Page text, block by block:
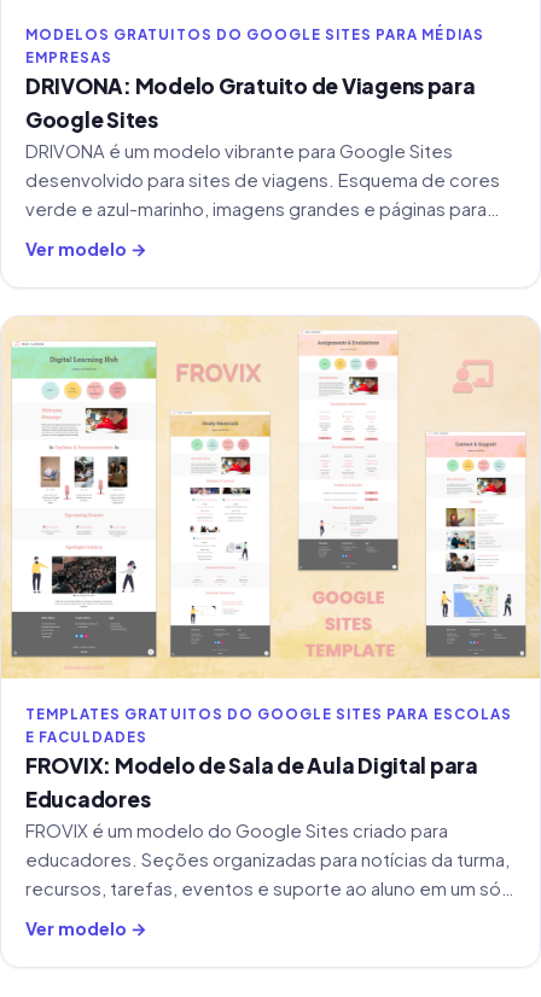
MODELOS GRATUITOS DO GOOGLE SITES PARA MÉDIAS
EMPRESAS
DRIVONA: Modelo Gratuito de Viagens para
Google Sites
DRIVONA é um modelo vibrante para Google Sites
desenvolvido para sites de viagens. Esquema de cores
verde e azul-marinho, imagens grandes e páginas para
início, serviços e contato.
Ver modelo →
TEMPLATES GRATUITOS DO GOOGLE SITES PARA ESCOLAS
E FACULDADES
FROVIX: Modelo de Sala de Aula Digital para
Educadores
FROVIX é um modelo do Google Sites criado para
educadores. Seções organizadas para notícias da turma,
recursos, tarefas, eventos e suporte ao aluno em um só
lugar.
Ver modelo →